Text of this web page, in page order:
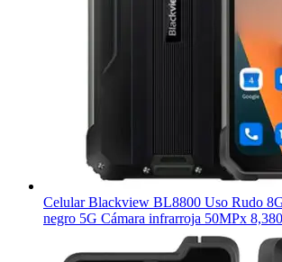
Celular Blackview BL8800 Uso Rudo
negro 5G Cámara infrarroja 50MPx